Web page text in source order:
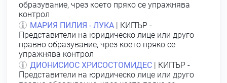
образувание, чрез което пряко се упражнява
контрол
МАРИЯ ПИЛИЯ - ЛУКА | КИПЪР -
Представители на юридическо лице или друго
правно образувание, чрез което пряко се
упражнява контрол
ДИОНИСИОС ХРИСОСТОМИДЕС | КИПЪР -
Представители на юридическо лице или друго